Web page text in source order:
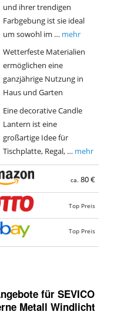
und ihrer trendigen
Farbgebung ist sie ideal
um sowohl im … mehr
Wetterfeste Materialien
ermöglichen eine
ganzjährige Nutzung in
Haus und Garten
Eine decorative Candle
Lantern ist eine
großartige Idee für
Tischplatte, Regal, … mehr
ca. 80 €
Top Preis
Top Preis
für SEVICO
Metall Windlicht